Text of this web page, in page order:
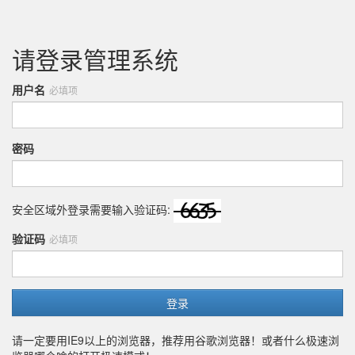
请登录管理系统
用户名
密码
安全区域外登录需要输入验证码:
验证码
登录
请一定要用IE9以上的浏览器，推荐用谷歌浏览器！或者什么极速浏